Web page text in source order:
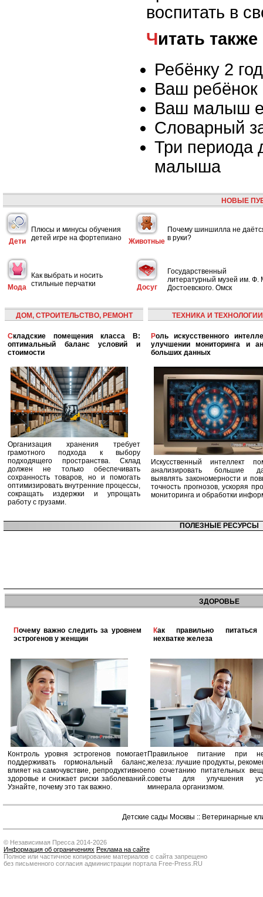
воспитать в
Читать также
Ребёнку 2
Ваш ребёнок
Ваш малыш
Словарный
Три периода
малыша
НОВЫЕ
Дети
Плюсы и минусы обучения
детей игре на фортепиано
Животные
Почему шиншилла не
в руки?
Мода
Как выбрать и носить
стильные перчатки
Досуг
Государственный
литературный музей им. Ф.
Достоевского. Омск
ДОМ, СТРОИТЕЛЬСТВО, РЕМОНТ
Складские помещения класса B:
оптимальный баланс условий и
стоимости
Организация хранения требует
грамотного подхода к выбору
подходящего пространства. Склад
должен не только обеспечивать
сохранность товаров, но и помогать
оптимизировать внутренние процессы,
сокращать издержки и упрощать
работу с грузами.
ТЕХНИКА И ТЕХНОЛОГИИ
Роль искусственного интеллекта в
улучшении мониторинга и
больших данных
Искусственный интеллект
анализировать большие
выявлять закономерности и
точность прогнозов, ускоряя
мониторинга и обработки
ПОЛЕЗНЫЕ РЕСУРСЫ
ЗДОРОВЬЕ
Почему важно следить за уровнем
эстрогенов у женщин
Контроль уровня эстрогенов помогает
поддерживать гормональный баланс,
влияет на самочувствие, репродуктивное
здоровье и снижает риски заболеваний.
Узнайте, почему это так важно.
Как правильно питаться при
нехватке железа
Правильное питание при
железа: лучшие продукты,
по сочетанию питательных
советы для улучшения
минерала организмом.
Детские сады Москвы :: Ветеринарные
© Независимая Пресса 2014-2026
Информация об ограничениях Реклама на сайте
Полное или частичное копирование материалов с сайта запрещено
без письменного согласия администрации портала Free-Press.RU